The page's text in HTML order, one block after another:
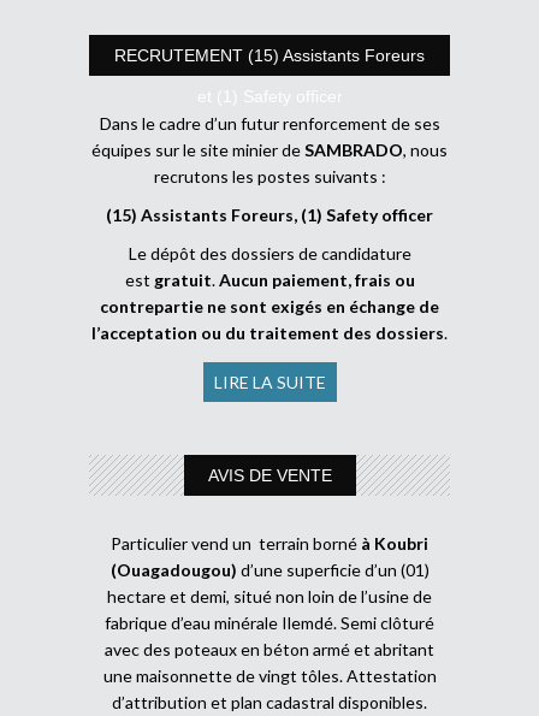
RECRUTEMENT (15) Assistants Foreurs
et (1) Safety officer
Dans le cadre d’un futur renforcement de ses
équipes sur le site minier deSAMBRADO, nous
recrutons les postes suivants :
(15) Assistants Foreurs, (1) Safety officer
Le dépôt des dossiers de candidature
est gratuit.Aucun paiement, frais ou
contrepartie ne sont exigés en échange de
l’acceptation ou du traitement des dossiers.
LIRE LA SUITE
AVIS DE VENTE
Particulier vend un terrain borné à Koubri
(Ouagadougou) d’une superficie d’un (01)
hectare et demi, situé non loin de l’usine de
fabrique d’eau minérale Ilemdé. Semi clôturé
avec des poteaux en béton armé et abritant
une maisonnette de vingt tôles. Attestation
d’attribution et plan cadastral disponibles.